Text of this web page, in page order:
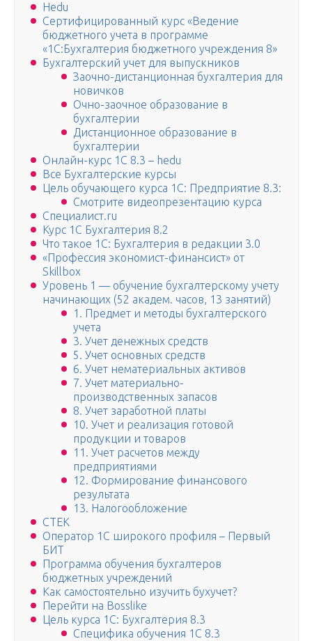
Hedu
Сертифицированный курс «Ведение
бюджетного учета в программе
«1С:Бухгалтерия бюджетного учреждения 8»
Бухгалтерский учет для выпускников
Заочно-дистанционная бухгалтерия для
новичков
Очно-заочное образование в
бухгалтерии
Дистанционное образование в
бухгалтерии
Онлайн-курс 1С 8.3 – hedu
Все Бухгалтерские курсы
Цель обучающего курса 1С: Предприятие 8.3:
Смотрите видеопрезентацию курса
Специалист.ru
Курс 1С Бухгалтерия 8.2
Что такое 1С: Бухгалтерия в редакции 3.0
«Профессия экономист-финансист» от
Skillbox
Уровень 1 — обучение бухгалтерскому учету
начинающих (52 академ. часов, 13 занятий)
1. Предмет и методы бухгалтерского
учета
3. Учет денежных средств
5. Учет основных средств
6. Учет нематериальных активов
7. Учет материально-
производственных запасов
8. Учет заработной платы
10. Учет и реализация готовой
продукции и товаров
11. Учет расчетов между
предприятиями
12. Формирование финансового
результата
13. Налогообложение
СТЕК
Оператор 1С широкого профиля – Первый
БИТ
Программа обучения бухгалтеров
бюджетных учреждений
Как самостоятельно изучить бухучет?
Перейти на Bosslike
Цель курса 1С: Бухгалтерия 8.3
Специфика обучения 1С 8.3